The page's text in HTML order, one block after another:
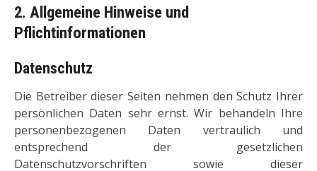
2. Allgemeine Hinweise und
Pflichtinformationen
Datenschutz
Die Betreiber dieser Seiten nehmen den Schutz Ihrer
persönlichen Daten sehr ernst. Wir behandeln Ihre
personenbezogenen Daten vertraulich und
entsprechend der gesetzlichen
Datenschutzvorschriften sowie dieser